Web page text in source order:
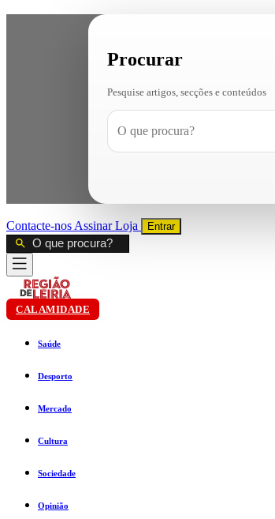
Procurar
Pesquise artigos, secções e conteúdos
Contacte-nos AssinarLoja Entrar
CALAMIDADE
Saúde
Desporto
Mercado
Cultura
Sociedade
Opinião